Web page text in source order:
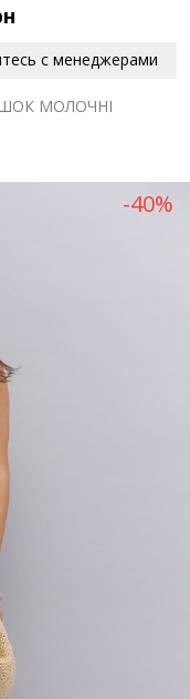
с менеджерами
МОЛОЧНІ
-40%